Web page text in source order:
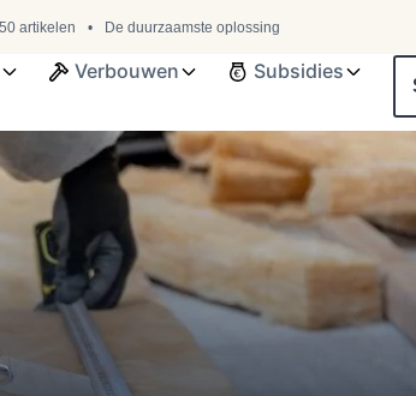
artikelen De duurzaamste oplossing
Verbouwen Subsidies